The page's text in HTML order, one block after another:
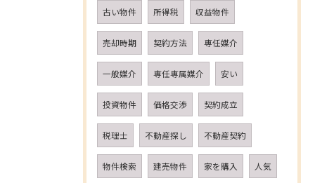
古い物件 所得税 収益物件
売却時期 契約方法 専任媒介
一般媒介 専任専属媒介 安い
投資物件 価格交渉 契約成立
税理士 不動産探し 不動産契約
物件検索 建売物件 家を購入 人気